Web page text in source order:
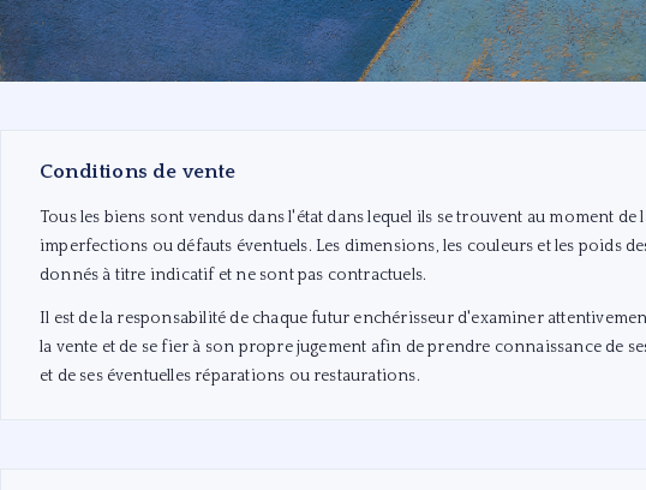
Conditions de vente
Tous les biens sont vendus dans l'état dans lequel ils se trouvent au moment de
imperfections ou défauts éventuels. Les dimensions, les couleurs et les poids
donnés à titre indicatif et ne sont pas contractuels.
Il est de la responsabilité de chaque futur enchérisseur d'examiner
la vente et de se fier à son propre jugement afin de prendre connaissance de
et de ses éventuelles réparations ou restaurations.